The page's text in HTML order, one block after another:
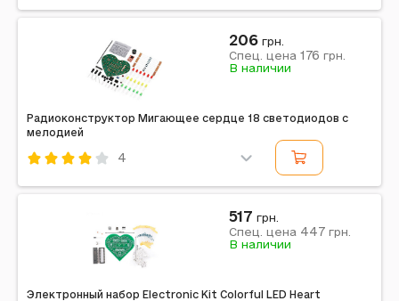
Радиоконструктор Мигающее сердце 18 светодиодов с
мелодией
4
206 грн.
Спец. цена 176 грн.
В наличии
Электронный набор Electronic Kit Colorful LED Heart
517 грн.
Спец. цена 447 грн.
В наличии